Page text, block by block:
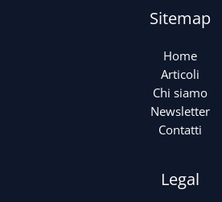
Sitemap
Home
Articoli
Chi siamo
Newsletter
Contatti
Legal